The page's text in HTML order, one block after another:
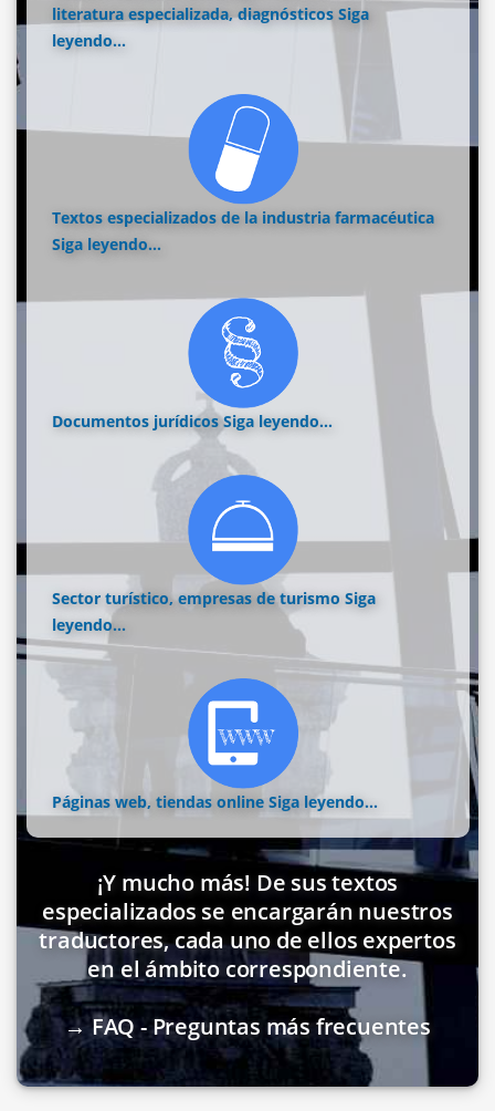
literatura especializada, diagnósticos Siga
leyendo...
Textos especializados de la industria farmacéutica
Siga leyendo...
Documentos jurídicos Siga leyendo...
Sector turístico, empresas de turismo Siga
leyendo...
Páginas web, tiendas online Siga leyendo...
¡Y mucho más! De sus textos
especializados se encargarán nuestros
traductores, cada uno de ellos expertos
en el ámbito correspondiente.
→ FAQ - Preguntas más frecuentes